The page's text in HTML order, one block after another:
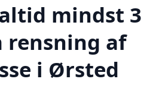
mindst 3
af
i Ørsted